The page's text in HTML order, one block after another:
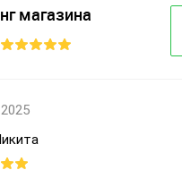
Женщины
магазина